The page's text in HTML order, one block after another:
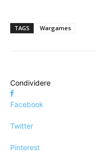
TAGS Wargames
Condividere
Facebook
Twitter
Pinterest